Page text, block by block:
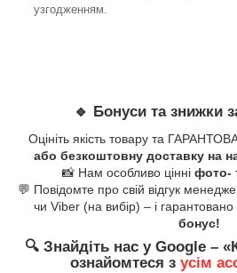
узгодженням.
🔹 Бонуси та знижки
Оцініть якість товару та
або безкоштовну доставку на
📸 Нам особливо цінні фото-
💬 Повідомте про свій відгук
чи Viber (на вибір) – і
бонус!
🔍 Знайдіть нас у Google – «
ознайомтеся з усім